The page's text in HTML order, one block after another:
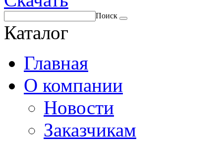
Поиск
Каталог
Главная
О компании
Новости
Заказчикам